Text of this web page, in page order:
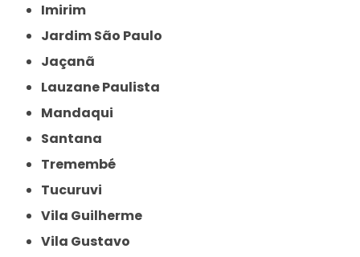
Imirim
Jardim São Paulo
Jaçanã
Lauzane Paulista
Mandaqui
Santana
Tremembé
Tucuruvi
Vila Guilherme
Vila Gustavo